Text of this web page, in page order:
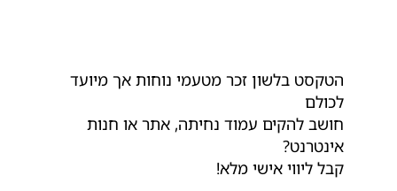
הטקסט בלשון זכר מטעמי נוחות אך מיועד
לכולם
חושב להקים עמוד נחיתה, אתר או חנות
אינטרנט?
קבל ליווי אישי מלא!